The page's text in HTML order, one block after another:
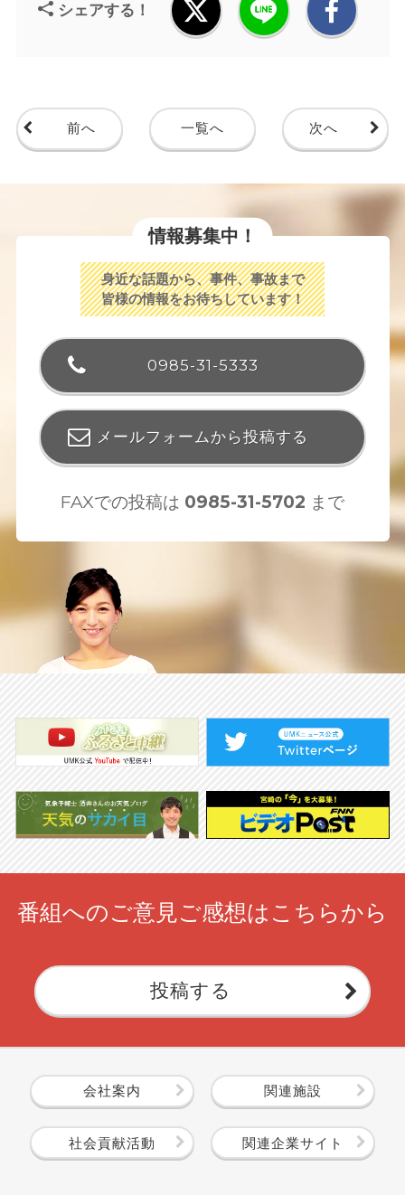
シェアする！
前へ 一覧へ 次へ
情報募集中！
身近な話題から、事件、事故まで
皆様の情報をお待ちしています！
0985-31-5333
メールフォームから投稿する
FAXでの投稿は 0985-31-5702 まで
番組へのご意見ご感想はこちらから
投稿する
会社案内 関連施設
社会貢献活動 関連企業サイト